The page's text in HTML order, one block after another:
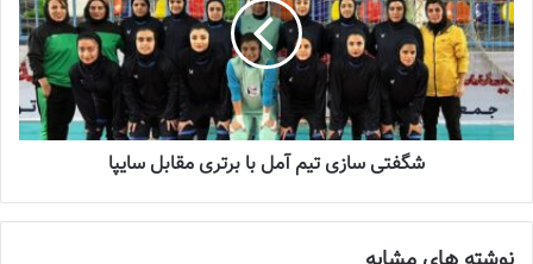
2022-12-11
لیست تیم ملی فوتسال زنان اعلام شد
2025-04-28
سرنوشت عجیب ستاره ایرانی در تورکال
2023-05-12
شگفتی سازی تیم آمل با برتری مقابل سایپا